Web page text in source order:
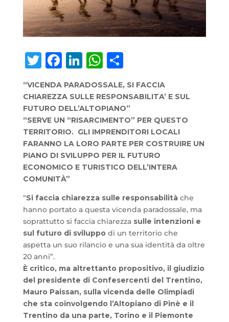
Twitter
Facebook
LinkedIn
WhatsApp
Condividi
“VICENDA PARADOSSALE, SI FACCIA
CHIAREZZA SULLE RESPONSABILITA’ E SUL
FUTURO DELL’ALTOPIANO”
“SERVE UN “RISARCIMENTO” PER QUESTO
TERRITORIO. GLI IMPRENDITORI LOCALI
FARANNO LA LORO PARTE PER COSTRUIRE UN
PIANO DI SVILUPPO PER IL FUTURO
ECONOMICO E TURISTICO DELL’INTERA
COMUNITÀ”
“Si faccia chiarezza sulle responsabilitàche
hanno portato a questa vicenda paradossale, ma
soprattutto si faccia chiarezza sulle intenzioni e
sul futuro di sviluppodi un territorio che
aspetta un suo rilancio e una sua identità da oltre
20 anni”.
È critico, ma altrettanto propositivo, il giudizio
del presidente di Confesercenti del Trentino,
Mauro Paissan, sulla vicenda delle Olimpiadi
che sta coinvolgendo l’Altopiano di Pinè e il
Trentino da una parte, Torino e il Piemonte